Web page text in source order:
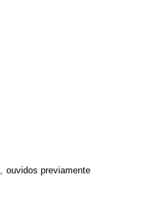
, ouvidos previamente